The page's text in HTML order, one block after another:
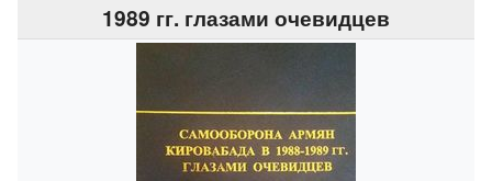
1989 гг. глазами очевидцев